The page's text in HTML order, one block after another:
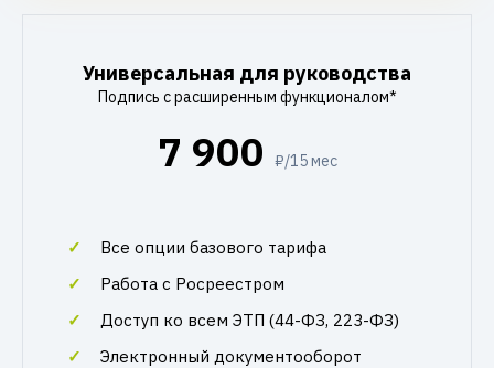
Универсальная для руководства
Подпись с расширенным функционалом*
7 900 ₽/15 мес
Все опции базового тарифа
Работа с Росреестром
Доступ ко всем ЭТП (44-ФЗ, 223-ФЗ)
Электронный документооборот